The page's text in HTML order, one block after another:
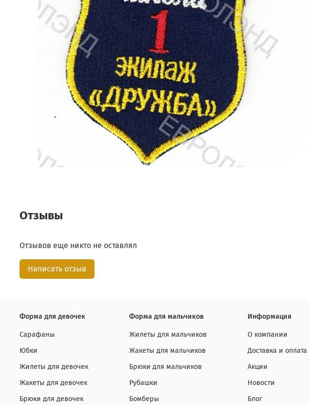
Отзывы
Отзывов еще никто не оставлял
Написать отзыв
Форма для девочек
Сарафаны
Юбки
Жилеты для девочек
Жакеты для девочек
Брюки для девочек
Форма для мальчиков
Жилеты для мальчиков
Жакеты для мальчиков
Брюки для мальчиков
Рубашки
Бомберы
Информация
О компании
Доставка и оплата
Акции
Новости
Блог